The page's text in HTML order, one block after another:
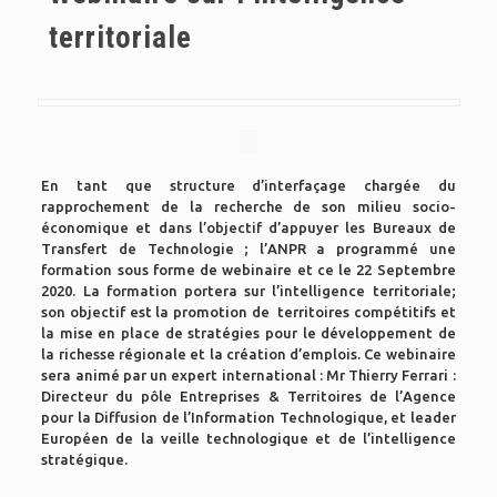
territoriale
En tant que structure d’interfaçage chargée du
rapprochement de la recherche de son milieu socio-
économique et dans l’objectif d’appuyer les Bureaux de
Transfert de Technologie ; l’ANPR a programmé une
formation sous forme de webinaire et ce le 22 Septembre
2020. La formation portera sur l’intelligence territoriale;
son objectif est la promotion de territoires compétitifs et
la mise en place de stratégies pour le développement de
la richesse régionale et la création d’emplois. Ce webinaire
sera animé par un expert international : Mr Thierry Ferrari :
Directeur du pôle Entreprises & Territoires de l’Agence
pour la Diffusion de l’Information Technologique, et leader
Européen de la veille technologique et de l’intelligence
stratégique.